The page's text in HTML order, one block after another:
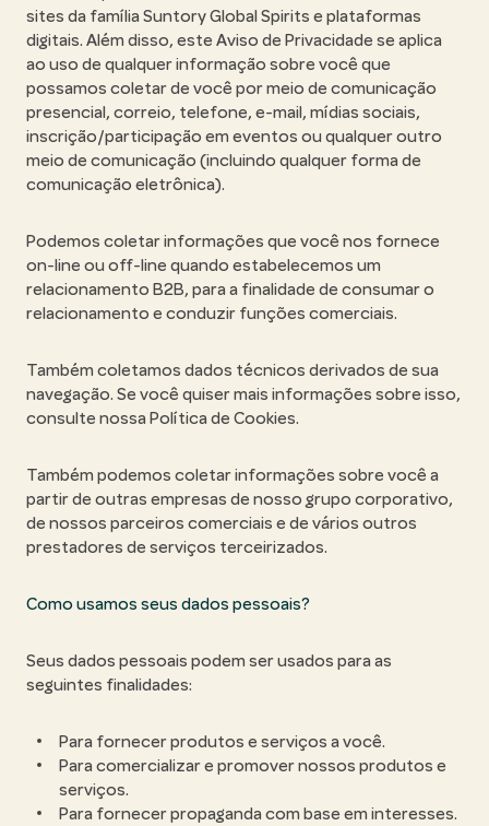
sites da família Suntory Global Spirits e plataformas
digitais. Além disso, este Aviso de Privacidade se aplica
ao uso de qualquer informação sobre você que
possamos coletar de você por meio de comunicação
presencial, correio, telefone, e-mail, mídias sociais,
inscrição/participação em eventos ou qualquer outro
meio de comunicação (incluindo qualquer forma de
comunicação eletrônica).
Podemos coletar informações que você nos fornece
on-line ou off-line quando estabelecemos um
relacionamento B2B, para a finalidade de consumar o
relacionamento e conduzir funções comerciais.
Também coletamos dados técnicos derivados de sua
navegação. Se você quiser mais informações sobre isso,
consulte nossa Política de Cookies.
Também podemos coletar informações sobre você a
partir de outras empresas de nosso grupo corporativo,
de nossos parceiros comerciais e de vários outros
prestadores de serviços terceirizados.
Como usamos seus dados pessoais?
Seus dados pessoais podem ser usados para as
seguintes finalidades:
Para fornecer produtos e serviços a você.
Para comercializar e promover nossos produtos e
serviços.
Para fornecer propaganda com base em interesses.